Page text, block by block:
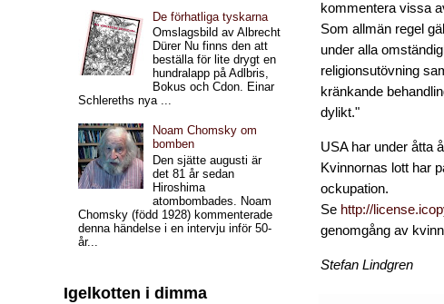
kommentera vissa
Som allmän regel
under alla
religionsutövning
kränkande
dylikt."
USA har under åtta
Kvinnornas lott har
ockupation.
Se http://
genomgång av
Stefan Lindgren
De förhatliga tyskarna
Omslagsbild av Albrecht
Dürer Nu finns den att
beställa för lite drygt en
hundralapp på Adlbris,
Bokus och Cdon. Einar
Schlereths nya ...
Noam Chomsky om
bomben
Den sjätte augusti är
det 81 år sedan
Hiroshima
atombombades. Noam
Chomsky (född 1928) kommenterade
denna händelse i en intervju inför 50-
år...
Igelkotten i dimma